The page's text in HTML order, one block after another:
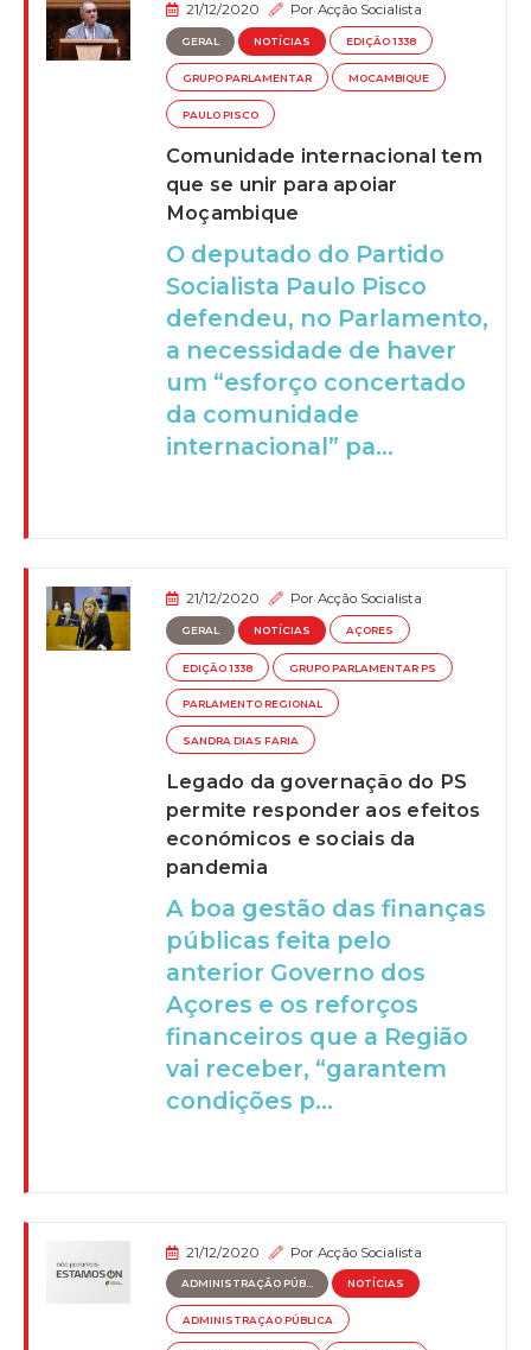
21/12/2020 PorAcção Socialista
GERAL NOTÍCIAS EDIÇÃO 1338
GRUPO PARLAMENTAR MOCAMBIQUE
PAULO PISCO
Comunidade internacional tem
que se unir para apoiar
Moçambique
O deputado do Partido
Socialista Paulo Pisco
defendeu, no Parlamento,
a necessidade de haver
um “esforço concertado
da comunidade
internacional” pa...
21/12/2020 PorAcção Socialista
GERAL NOTÍCIAS AÇORES
EDIÇÃO 1338 GRUPO PARLAMENTAR PS
PARLAMENTO REGIONAL
SANDRA DIAS FARIA
Legado da governação do PS
permite responder aos efeitos
económicos e sociais da
pandemia
A boa gestão das finanças
públicas feita pelo
anterior Governo dos
Açores e os reforços
financeiros que a Região
vai receber, “garantem
condições p...
21/12/2020 PorAcção Socialista
ADMINISTRAÇÃO PÚB... NOTÍCIAS
ADMINISTRAÇAO PÚBLICA